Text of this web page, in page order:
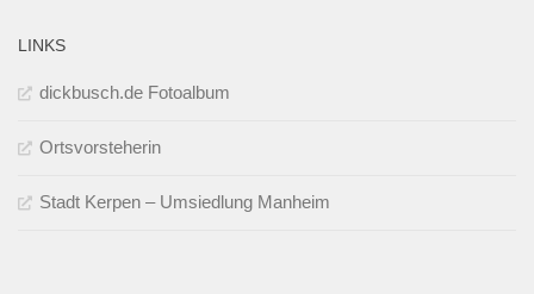
LINKS
dickbusch.de Fotoalbum
Ortsvorsteherin
Stadt Kerpen – Umsiedlung Manheim